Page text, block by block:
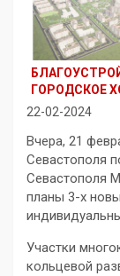
ГОРОДСКОЕ
22-02-2024
Вчера, 21
Севастополя
Севастополя
планы 3-х
Участки
кольцевой